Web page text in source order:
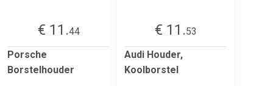
€ 11.44
Porsche
Borstelhouder
€ 11.53
Audi Houder,
Koolborstel